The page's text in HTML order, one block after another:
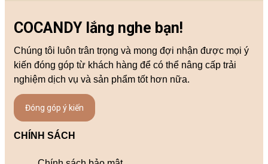
COCANDY lắng nghe bạn!
Chúng tôi luôn trân trọng và mong đợi nhận được mọi ý
kiến đóng góp từ khách hàng để có thể nâng cấp trải
nghiệm dịch vụ và sản phẩm tốt hơn nữa.
Đóng góp ý kiến
CHÍNH SÁCH